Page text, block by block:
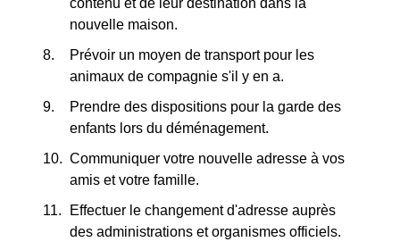
contenu et de leur destination dans la
nouvelle maison.
Prévoir un moyen de transport pour les
animaux de compagnie s'il y en a.
Prendre des dispositions pour la garde des
enfants lors du déménagement.
Communiquer votre nouvelle adresse à vos
amis et votre famille.
Effectuer le changement d'adresse auprès
des administrations et organismes officiels.